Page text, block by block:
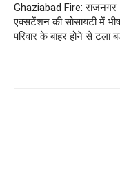
Ghaziabad Fire: राजनगर
एक्सटेंशन की सोसायटी में
परिवार के बाहर होने से टला